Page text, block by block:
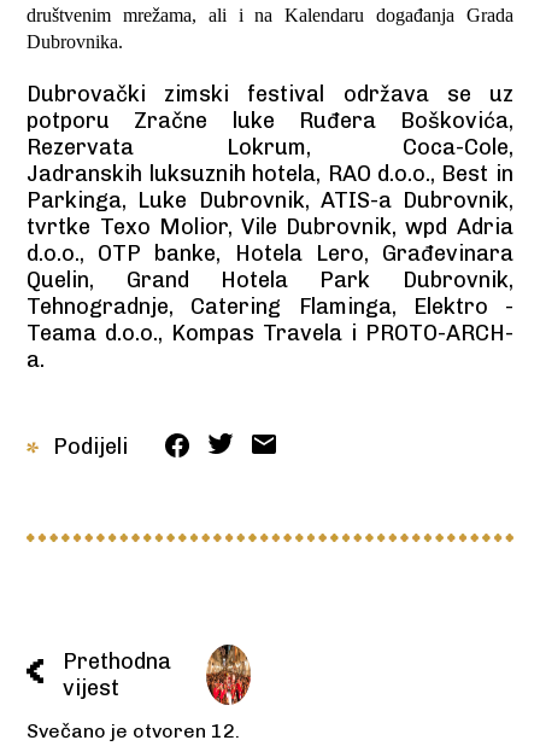
društvenim mrežama, ali i na Kalendaru događanja Grada
Dubrovnika.
Dubrovački zimski festival održava se uz
potporu Zračne luke Ruđera Boškovića,
Rezervata Lokrum, Coca-Cole,
Jadranskih luksuznih hotela, RAO d.o.o., Best in
Parkinga, Luke Dubrovnik, ATIS-a Dubrovnik,
tvrtke Texo Molior, Vile Dubrovnik, wpd Adria
d.o.o., OTP banke, Hotela Lero, Građevinara
Quelin, Grand Hotela Park Dubrovnik,
Tehnogradnje, Catering Flaminga, Elektro -
Teama d.o.o., Kompas Travela i PROTO-ARCH-
a.
Podijeli
Prethodna
vijest
Svečano je otvoren 12.